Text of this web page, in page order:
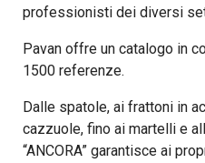
professionisti dei diversi
Pavan offre un catalogo in
1500 referenze.
Dalle spatole, ai frattoni in
cazzuole, fino ai martelli e
“ANCORA” garantisce ai